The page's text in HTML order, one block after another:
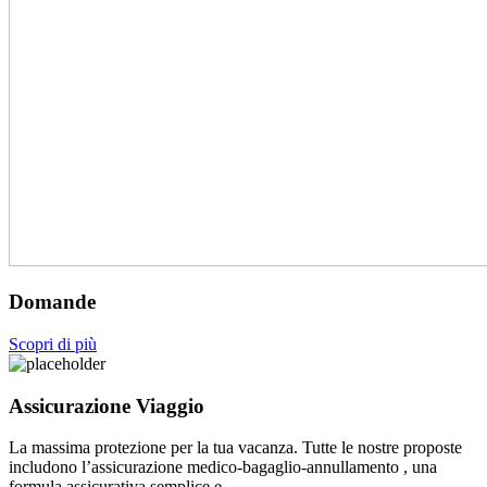
Domande
Scopri di più
Assicurazione Viaggio
La massima protezione per la tua vacanza. Tutte le nostre proposte
includono l’assicurazione medico-bagaglio-annullamento , una